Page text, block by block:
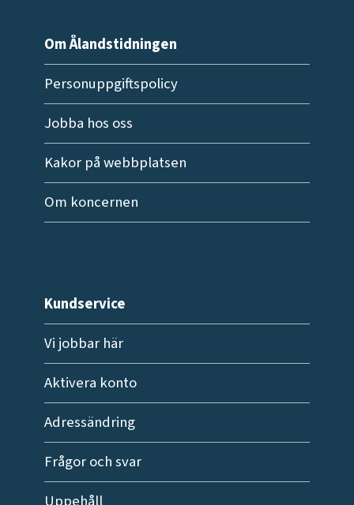
Om Ålandstidningen
Personuppgiftspolicy
Jobba hos oss
Kakor på webbplatsen
Om koncernen
Kundservice
Vi jobbar här
Aktivera konto
Adressändring
Frågor och svar